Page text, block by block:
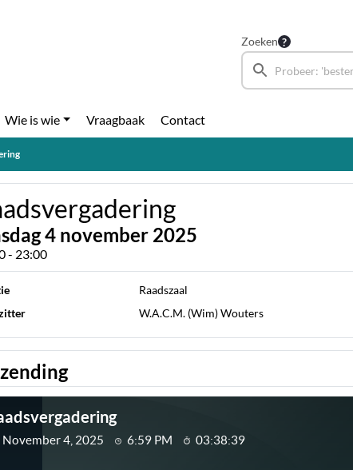
Zoeken
Wie is wie Vraagbaak Contact
4 november 2025
- 23:00
Raadszaal
W.A.C.M. (Wim) Wouters